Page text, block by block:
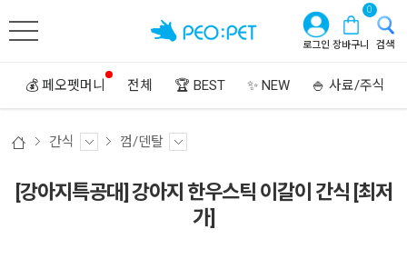
로그인 장바구니
0
검색
💰 페오펫머니 전체 🏆 BEST ✨ NEW 🍚 사료/주식
간식 껌/덴탈
[강아지특공대] 강아지 한우스틱 이갈이 간식 [최저
가]